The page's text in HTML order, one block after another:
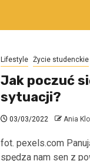
Lifestyle Życie studenckie
Jak poczuć
sytuacji?
03/03/2022 Ania
fot. pexels.com
spędza nam sen z